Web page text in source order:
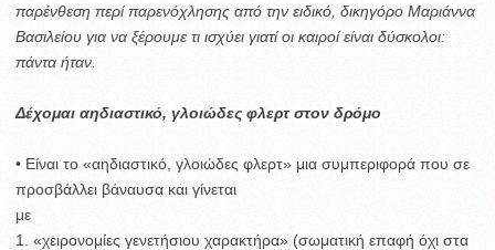
παρένθεση περί παρενόχλησης από την ειδικό, δικηγόρο Μαριάννα
Βασιλείου για να ξέρουμε τι ισχύει γιατί οι καιροί είναι δύσκολοι:
πάντα ήταν.
Δέχομαι αηδιαστικό, γλοιώδες φλερτ στον δρόμο
• Είναι το «αηδιαστικό, γλοιώδες φλερτ» μια συμπεριφορά που σε
προσβάλλει βάναυσα και γίνεται
με
1. «χειρονομίες γενετήσιου χαρακτήρα» (σωματική επαφή όχι στα